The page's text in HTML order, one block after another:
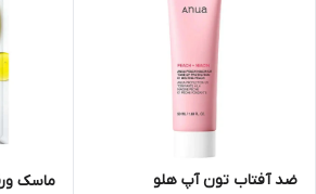
ضد آفتاب تون آپ هلو
ماسک